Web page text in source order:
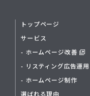
トップページ
サービス
- ホームページ改善
- リスティング広告運用
- ホームページ制作
選ばれる理由